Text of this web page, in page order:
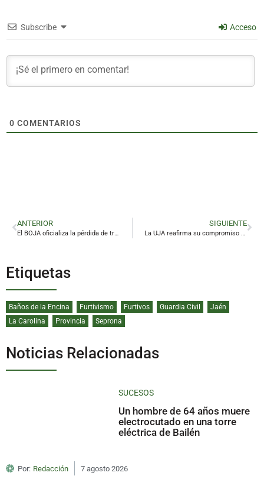
Subscribe Acceso
0 COMENTARIOS
ANTERIOR
El BOJA oficializa la pérdida de tres nuevas unidades en la escuela pública de Linares
SIGUIENTE
La UJA reafirma su compromiso con Linares y facilita el traslado de los juzgados al antiguo Peritos
Etiquetas
Baños de la Encina Furtivismo Furtivos Guardia Civil
Jaén
La Carolina
Provincia Seprona
Noticias Relacionadas
SUCESOS
Un hombre de 64 años muere
electrocutado en una torre
eléctrica de Bailén
Por: Redacción 7 agosto 2026